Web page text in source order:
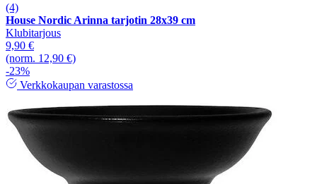
(4)
House Nordic Arinna tarjotin 28x39 cm
Klubitarjous
9,90 €
(norm. 12,90 €)
-23%
Verkkokaupan varastossa